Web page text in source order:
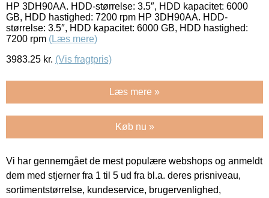
HP 3DH90AA. HDD-størrelse: 3.5″, HDD kapacitet: 6000
GB, HDD hastighed: 7200 rpm HP 3DH90AA. HDD-
størrelse: 3.5″, HDD kapacitet: 6000 GB, HDD hastighed:
7200 rpm (Læs mere)
3983.25 kr. (Vis fragtpris)
Læs mere »
Køb nu »
Vi har gennemgået de mest populære webshops og anmeldt
dem med stjerner fra 1 til 5 ud fra bl.a. deres prisniveau,
sortimentstørrelse, kundeservice, brugervenlighed,